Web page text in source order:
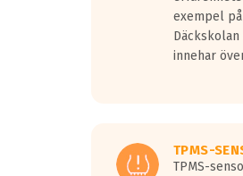
Vid körning i över
På däckmärkningen
medans de vita
Ett däck med tre
exempel
innehar
TPMS-
TPMS-